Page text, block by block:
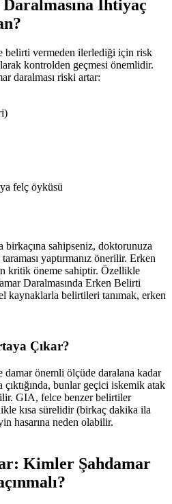
İhtiyaç
belirti vermeden ilerlediği için risk
kontrolden geçmesi önemlidir.
daralması riski artar:
felç öyküsü
sahipseniz, doktorunuza
yaptırmanız önerilir. Erken
kritik öneme sahiptir. Özellikle
Daralmasında Erken Belirti
kaynaklarla belirtileri tanımak, erken
Çıkar?
damar önemli ölçüde daralana kadar
bunlar geçici iskemik atak
GIA, felce benzer belirtiler
kısa sürelidir (birkaç dakika ila
hasarına neden olabilir.
Kimler Şahdamar